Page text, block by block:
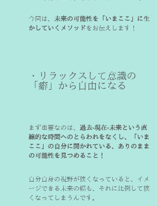
今回は、 未来の可能性を「いまここ」に生
かしていくメソッド をお伝えします！
・リラックスして意識の
「癖」から自由になる
まず重要なのは、 過去-現在-未来という直
線的な時間へのとらわれをなくし、「いま
ここ」の自分に開かれている、ありのまま
の可能性を見つめること！
自分自身の視野が狭くなっていると、イメ
ージできる未来の幅も、それに比例して狭
くなってしまうんです。